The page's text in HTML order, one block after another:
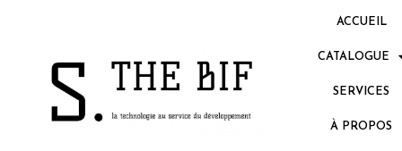
ACCUEIL
CATALOGUE
SERVICES
À PROPOS